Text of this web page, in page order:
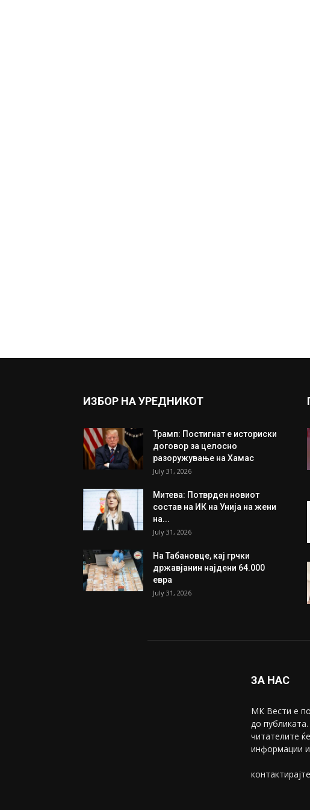
ИЗБОР НА УРЕДНИКОТ
Трамп: Постигнат е историски
договор за целосно
разоружување на Хамас
July 31, 2026
Митева: Потврден новиот
состав на ИК на Унија на жени
на...
July 31, 2026
На Табановце, кај грчки
државјанин најдени 64.000
евра
July 31, 2026
ЗА НАС
МК Вести е
до
читателите
информации